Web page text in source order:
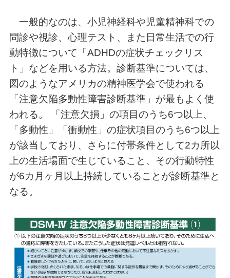
一般的なのは、小児神経科や児童精神科での
問診や視診、心理テスト、また日常生活での行
動特徴について「ADHDの症状チェックリス
ト」などを用いる方法。診断基準については、
図のようなアメリカの精神医学会で使われる
「注意欠陥多動性障害診断基準」が最もよく使
われる。 「注意欠損」の項目のうち6つ以上、
「多動性」「衝動性」の症状項目のうち6つ以上
が該当しており、さらに付帯条件として2カ所以
上の生活場面で生じていること、その行動特性
が6カ月ヶ月以上持続していることが診断基準と
なる。